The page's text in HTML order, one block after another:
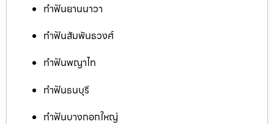
ทำฟันยานนาวา
ทำฟันสัมพันธวงศ์
ทำฟันพญาไท
ทำฟันธนบุรี
ทำฟันบางกอกใหญ่